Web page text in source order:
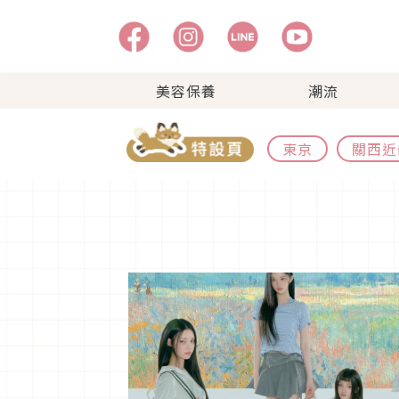
美容保養 潮流
東京 關西